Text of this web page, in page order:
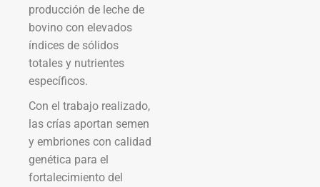
producción de leche de
bovino con elevados
índices de sólidos
totales y nutrientes
específicos.
Con el trabajo realizado,
las crías aportan semen
y embriones con calidad
genética para el
fortalecimiento del